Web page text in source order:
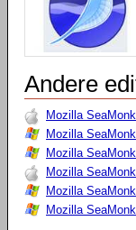
Andere
Mozilla
Mozilla
Mozilla
Mozilla
Mozilla
Mozilla